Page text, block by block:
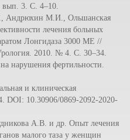
3. С. 4–10.
Андрюхин М.И., Ольшанская
лечения больных
Лонгидаза 3000 МЕ //
2010. № 4. С. 30–34.
нарушения фертильности.
и клиническая
DOI: 10.30906/0869-2092-2020-
А.В. и др. Опыт лечения
малого таза у женщин